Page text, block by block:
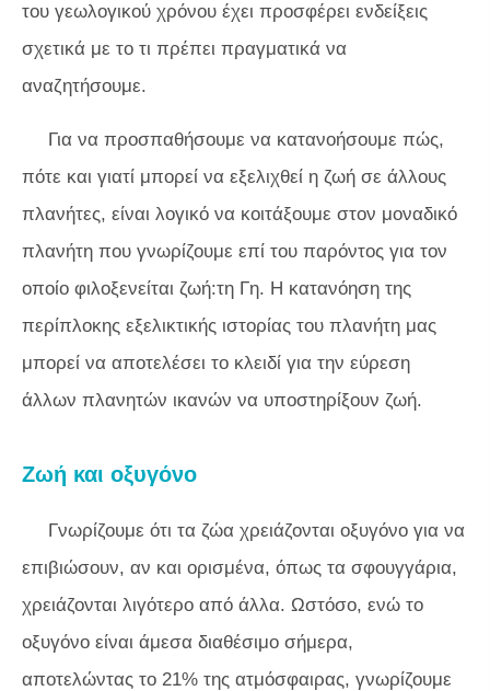
του γεωλογικού χρόνου έχει προσφέρει ενδείξεις
σχετικά με το τι πρέπει πραγματικά να
αναζητήσουμε.
Για να προσπαθήσουμε να κατανοήσουμε πώς,
πότε και γιατί μπορεί να εξελιχθεί η ζωή σε άλλους
πλανήτες, είναι λογικό να κοιτάξουμε στον μοναδικό
πλανήτη που γνωρίζουμε επί του παρόντος για τον
οποίο φιλοξενείται ζωή:τη Γη. Η κατανόηση της
περίπλοκης εξελικτικής ιστορίας του πλανήτη μας
μπορεί να αποτελέσει το κλειδί για την εύρεση
άλλων πλανητών ικανών να υποστηρίξουν ζωή.
Ζωή και οξυγόνο
Γνωρίζουμε ότι τα ζώα χρειάζονται οξυγόνο για να
επιβιώσουν, αν και ορισμένα, όπως τα σφουγγάρια,
χρειάζονται λιγότερο από άλλα. Ωστόσο, ενώ το
οξυγόνο είναι άμεσα διαθέσιμο σήμερα,
αποτελώντας το 21% της ατμόσφαιρας, γνωρίζουμε